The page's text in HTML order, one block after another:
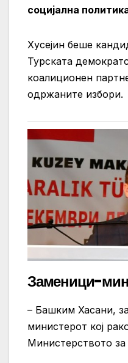
социјална
Хусејин беше
Турската
коалиционен
одржаните избори.
Заменици-
– Башким Хасани,
министерот кој
Министерството